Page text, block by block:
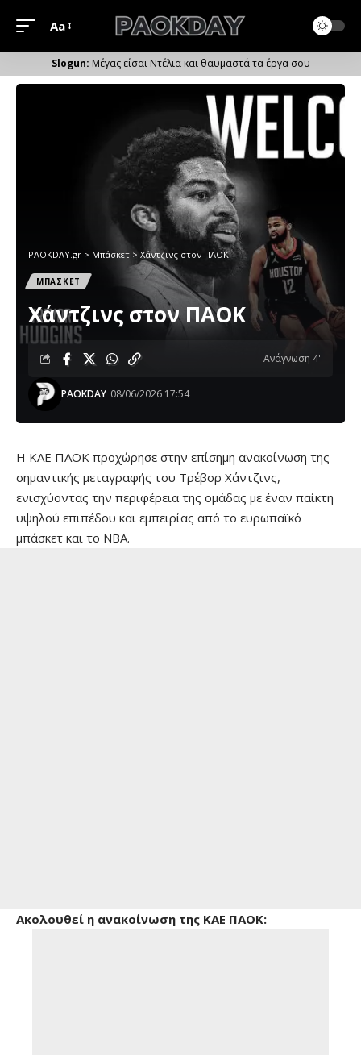
Μέγεθος
Γραμματοσειράς
Aa
Μέγας είσαι Ντέλια και θαυμαστά τα έργα σου
PAOKDAY.gr > Μπάσκετ > Χάντζινς στον ΠΑΟΚ
ΜΠΑΣΚΕΤ
Χάντζινς στον ΠΑΟΚ
PAOKDAY 08/06/2026 17:54
Ανάγνωση 4'
Η ΚΑΕ ΠΑΟΚ προχώρησε στην επίσημη ανακοίνωση της
σημαντικής μεταγραφής του Τρέβορ Χάντζινς,
ενισχύοντας την περιφέρεια της ομάδας με έναν παίκτη
υψηλού επιπέδου και εμπειρίας από το ευρωπαϊκό
μπάσκετ και το ΝΒΑ.
Ακολουθεί η ανακοίνωση της ΚΑΕ ΠΑΟΚ: